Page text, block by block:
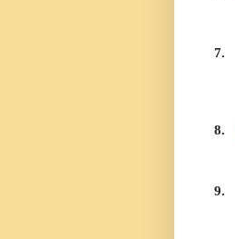
7.
8.
9.